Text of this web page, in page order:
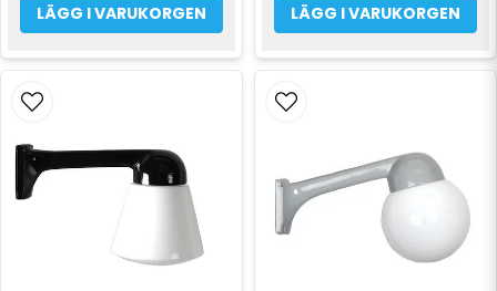
LÄGG I VARUKORGEN LÄGG I VARUKORGEN